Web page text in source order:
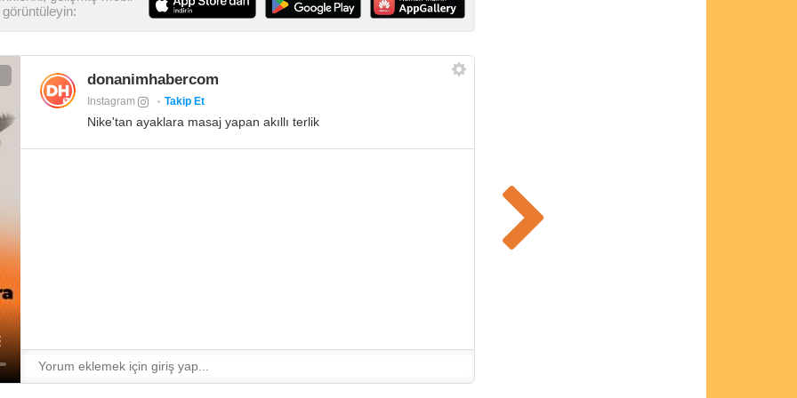
donanimhabercom
Instagram Takip Et
Nike'tan ayaklara masaj yapan akıllı terlik